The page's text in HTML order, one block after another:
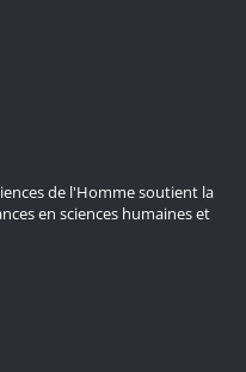
de l'Homme soutient la
en sciences humaines et